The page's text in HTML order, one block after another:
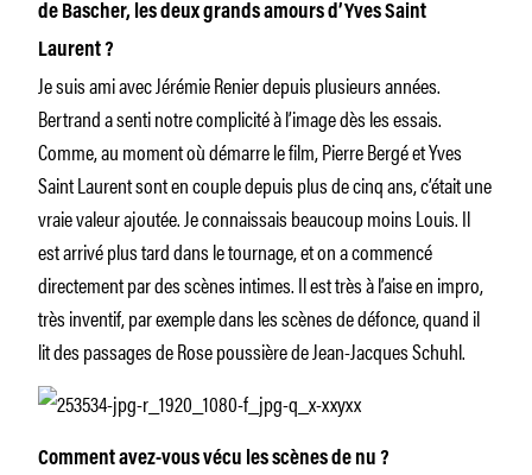
de Bascher, les deux grands amours d’Yves Saint
Laurent ?
Je suis ami avec Jérémie Renier depuis plusieurs années.
Bertrand a senti notre complicité à l’image dès les essais.
Comme, au moment où démarre le film, Pierre Bergé et Yves
Saint Laurent sont en couple depuis plus de cinq ans, c’était une
vraie valeur ajoutée. Je connaissais beaucoup moins Louis. Il
est arrivé plus tard dans le tournage, et on a commencé
directement par des scènes intimes. Il est très à l’aise en impro,
très inventif, par exemple dans les scènes de défonce, quand il
lit des passages de Rose poussière de Jean-Jacques Schuhl.
Comment avez-vous vécu les scènes de nu ?